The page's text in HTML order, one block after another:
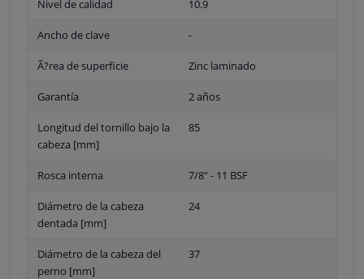
Nivel de calidad 10.9
Ancho de clave -
Ã?rea de superficie Zinc laminado
Garantía 2 años
Longitud del tornillo bajo la
cabeza [mm]
85
Rosca interna 7/8" - 11 BSF
Diámetro de la cabeza
dentada [mm]
24
Diámetro de la cabeza del
perno [mm]
37